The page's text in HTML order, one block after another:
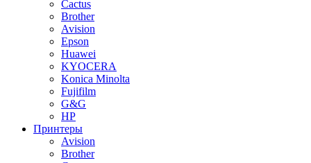
Cactus
Brother
Avision
Epson
Huawei
KYOCERA
Konica Minolta
Fujifilm
G&G
HP
Принтеры
Avision
Brother